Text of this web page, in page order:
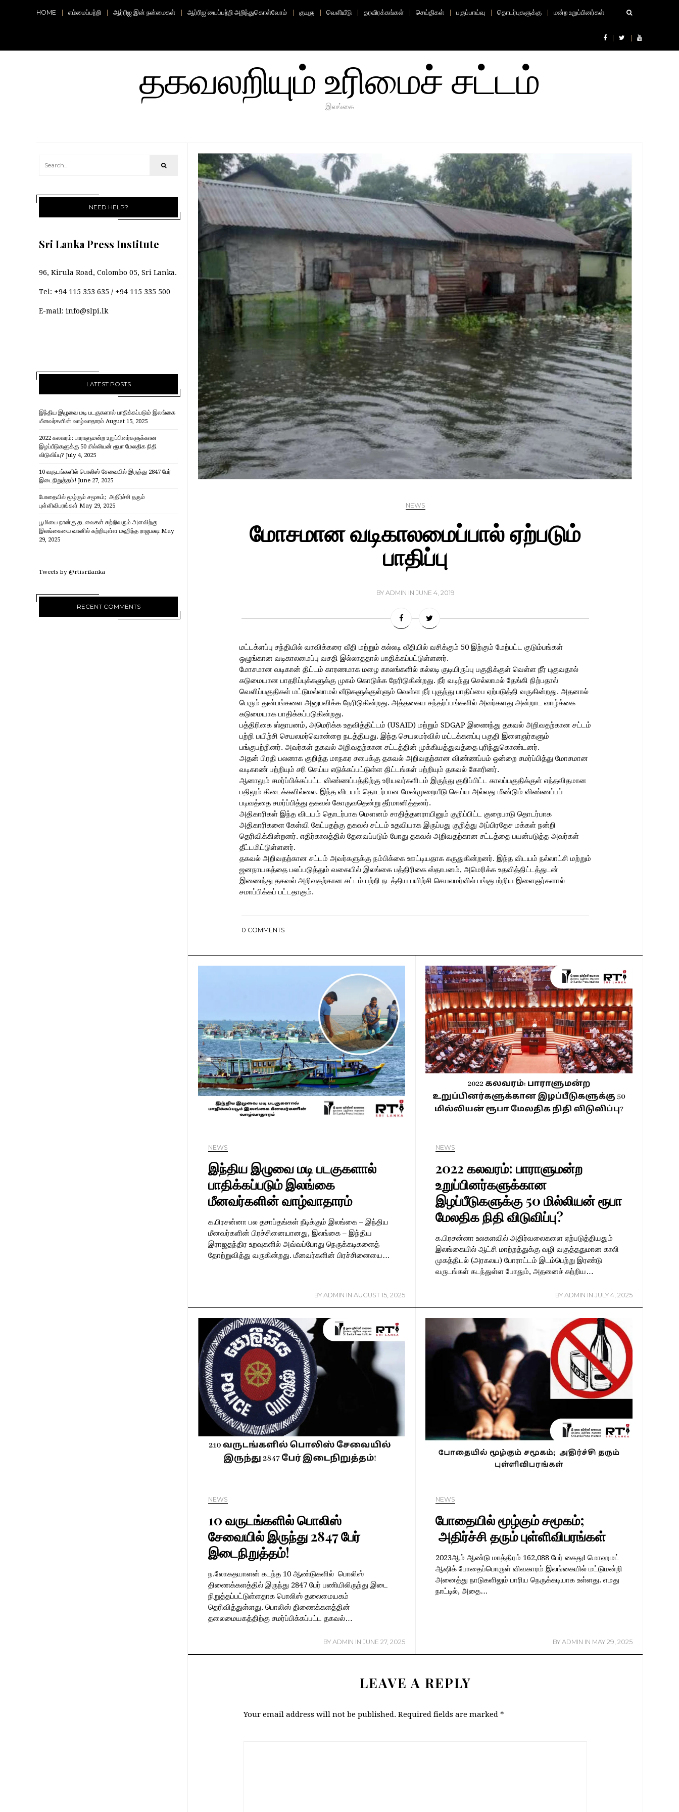
HOME எம்மைப்பற்றி ஆர்ரிஐ இன் நன்மைகள் ஆர்ரிஐ’யைப்பற்றி அறிந்துகொள்வோம் குயுஞ வெளியீடு தரவிரக்கங்கள் செய்திகள் பகுப்பாய்வு தொடர்புகளுக்கு மன்ற உறுப்பினர்கள்
தகவலறியும் உரிமைச் சட்டம்
இலங்கை
NEED HELP?
Sri Lanka Press Institute
96, Kirula Road, Colombo 05, Sri Lanka.
Tel: +94 115 353 635 / +94 115 335 500
E-mail: info@slpi.lk
LATEST POSTS
இந்திய இழுவை மடி படகுகளால் பாதிக்கப்படும் இலங்கை
மீனவர்களின் வாழ்வாதாரம் August 15, 2025
2022 கலவரம்: பாராளுமன்ற உறுப்பினர்களுக்கான
இழப்பீடுகளுக்கு 50 மில்லியன் ரூபா மேலதிக நிதி
விடுவிப்பு? July 4, 2025
10 வருடங்களில் பொலிஸ் சேவையில் இருந்து 2847 பேர்
இடைநிறுத்தம்! June 27, 2025
போதையில் மூழ்கும் சமூகம்; அதிர்ச்சி தரும்
புள்ளிவிபரங்கள் May 29, 2025
பூமியை நான்கு தடவைகள் சுற்றிவரும் அளவிற்கு
இலங்கையை வானில் சுற்றியுள்ள மஹிந்த ராஜபக்ஷ May
29, 2025
Tweets by @rtisrilanka
RECENT COMMENTS
NEWS
மோசமான வடிகாலமைப்பால் ஏற்படும்
பாதிப்பு
BY ADMIN IN JUNE 4, 2019
மட்டக்ளப்பு சந்தியில் வாவிக்கரை வீதி மற்றும் கல்லடி வீதியில் வசிக்கும் 50 இற்கும் மேற்பட்ட குடும்பங்கள்
ஒழுங்கான வடிகாலமைப்பு வசதி இல்லாததால் பாதிக்கப்பட்டுள்ளனர்.
மோசமான வடிகான் திட்டம் காரணமாக மழை காலங்களில் கல்லடி குடியிருப்பு பகுதிக்குள் வெள்ள நீர் புகுவதால்
கடுமையான பாதரிப்புக்களுக்கு முகம் கொடுக்க நேரிடுகின்றது. நீர் வடிந்து செல்லாமல் தேங்கி நிற்பதால்
வெளிப்பகுதிகள் மட்டுமல்லாமல் வீடுகளுக்குள்ளும் வெள்ள நீர் புகுந்து பாதிப்பை ஏற்படுத்தி வருகின்றது. அதனால்
பெரும் துன்பங்களை அனுபவிக்க நேரிடுகின்றது. அத்தகைய சந்தர்ப்பங்களில் அவர்களது அன்றாட வாழ்க்கை
கடுமையாக பாதிக்கப்படுகின்றது.
பத்திரிகை ஸ்தாபனம், அமெரிக்க உதவித்திட்டம் (USAID) மற்றும் SDGAP இணைந்து தகவல் அறிவதற்கான சட்டம்
பற்றி பயிற்சி செயலமர்வொன்றை நடத்தியது. இந்த செயலமர்வில் மட்டக்களப்பு பகுதி இளைஞர்களும்
பங்குபற்றினர். அவர்கள் தகவல் அறிவதற்கான சட்டத்தின் முக்கியத்துவத்தை புரிந்துகொண்டனர்.
அதன் பிரதி பலனாக குறித்த மாநகர சபைக்கு தகவல் அறிவதற்கான விண்ணப்பம் ஒன்றை சமர்ப்பித்து மோசமான
வடிகாண் பற்றியும் சரி செய்ய எடுக்கப்பட்டுள்ள திட்டங்கள் பற்றியும் தகவல் கோரினர்.
ஆனாலும் சமர்ப்பிக்கப்பட்ட விண்ணப்பத்திற்கு உரியவர்களிடம் இருந்து குறிப்பிட்ட காலப்பகுதிக்குள் எந்தவிதமான
பதிலும் கிடைக்கவில்லை. இந்த விடயம் தொடர்பான மேன்முறையீடு செய்ய அல்லது மீண்டும் விண்ணப்பப்
படிவத்தை சமர்ப்பித்து தகவல் கோருவதென்று தீர்மானித்தனர்.
அதிகாரிகள் இந்த விடயம் தொடர்பாக மௌனம் சாதித்தனராயினும் குறிப்பிட்ட குறைபாடு தொடர்பாக
அதிகாரிகளை கேள்வி கேட்பதற்கு தகவல் சட்டம் உதவியாக இருப்பது குறித்து அப்பிரதேச மக்கள் நன்றி
தெரிவிக்கின்றனர். எதிர்காலத்தில் தேவைப்படும் போது தகவல் அறிவதற்கான சட்டத்தை பயன்படுத்த அவர்கள்
தீட்டமிட்டுள்ளனர்.
தகவல் அறிவதற்கான சட்டம் அவர்களுக்கு நம்பிக்கை ஊட்டியதாக கருதுகின்றனர். இந்த விடயம் நல்லாட்சி மற்றும்
ஜனநாயகத்தை பலப்படுத்தும் வகையில் இலங்கை பத்திரிகை ஸ்தாபனம், அமெரிக்க உதவித்திட்டத்துடன்
இணைந்து தகவல் அறிவதற்கான சட்டம் பற்றி நடத்திய பயிற்சி செயலமர்வில் பங்குபற்றிய இளைஞர்களால்
சமாப்பிக்கப் பட்டதாகும்.
0 COMMENTS
NEWS
இந்திய இழுவை மடி படகுகளால்
பாதிக்கப்படும் இலங்கை
மீனவர்களின் வாழ்வாதாரம்
க.பிரசன்னா பல தசாப்தங்கள் நீடிக்கும் இலங்கை – இந்திய
மீனவர்களின் பிரச்சினையானது, இலங்கை – இந்திய
இராஜதந்திர உறவுகளில் அவ்வப்போது நெருக்கடிகளைத்
தோற்றுவித்து வருகின்றது. மீனவர்களின் பிரச்சினையை…
BY ADMIN IN AUGUST 15, 2025
NEWS
2022 கலவரம்: பாராளுமன்ற
உறுப்பினர்களுக்கான
இழப்பீடுகளுக்கு 50 மில்லியன் ரூபா
மேலதிக நிதி விடுவிப்பு?
க.பிரசன்னா உலகளவில் அதிர்வலைகளை ஏற்படுத்தியதும்
இலங்கையில் ஆட்சி மாற்றத்துக்கு வழி வகுத்ததுமான காலி
முகத்திடல் (அரகலய) போராட்டம் இடம்பெற்று இரண்டு
வருடங்கள் கடந்துள்ள போதும், அதனைச் சுற்றிய…
BY ADMIN IN JULY 4, 2025
NEWS
10 வருடங்களில் பொலிஸ்
சேவையில் இருந்து 2847 பேர்
இடைநிறுத்தம்!
ந.லோகதயாளன் கடந்த 10 ஆண்டுகளில் பொலிஸ்
திணைக்களத்தில் இருந்து 2847 பேர் பணியிலிருந்து இடை
நிறுத்தப்பட்டுள்ளதாக பொலிஸ் தலைமையகம்
தெரிவித்துள்ளது. பொலிஸ் திணைக்களத்தின்
தலைமையகத்திற்கு சமர்ப்பிக்கப்பட்ட தகவல்…
BY ADMIN IN JUNE 27, 2025
NEWS
போதையில் மூழ்கும் சமூகம்;
அதிர்ச்சி தரும் புள்ளிவிபரங்கள்
2023ஆம் ஆண்டு மாத்திரம் 162,088 பேர் கைது! மொஹமட்
ஆஷிக் போதைப்பொருள் விவகாரம் இலங்கையில் மட்டுமன்றி
அனைத்து நாடுகளிலும் பாரிய நெருக்கடியாக உள்ளது. எமது
நாட்டில், அதை…
BY ADMIN IN MAY 29, 2025
LEAVE A REPLY
Your email address will not be published. Required fields are marked *